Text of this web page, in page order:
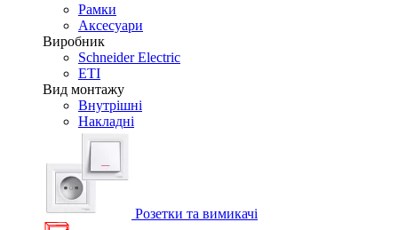
Рамки
Аксесуари
Виробник
Schneider Electric
ETI
Вид монтажу
Внутрішні
Накладні
Розетки та вимикачі